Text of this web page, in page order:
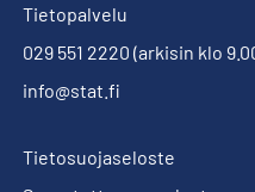
Tietopalvelu
029 551 2220 (arkisin klo
info@stat.fi
Tietosuojaseloste